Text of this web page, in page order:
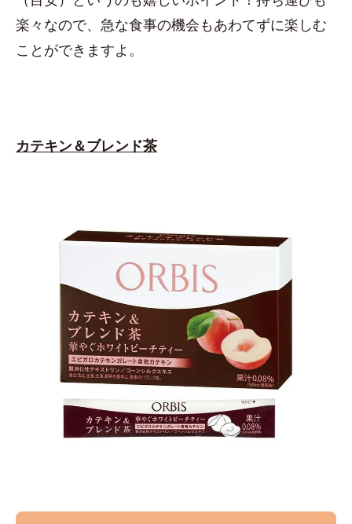
楽々なので、急な食事の機会もあわてずに楽しむ
ことができますよ。
カテキン＆ブレンド茶